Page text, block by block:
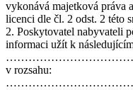
vykonává majetková práva
licenci dle čl. 2 odst. 2 této
2. Poskytovatel nabyvateli
informaci užít k
v rozsahu: